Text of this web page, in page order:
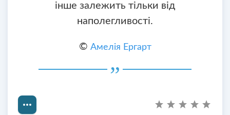
інше залежить тільки від
наполегливості.
© Амелія Ергарт